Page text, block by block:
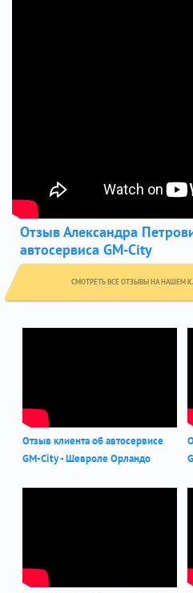
Отзыв Александра
автосервиса GM-City
СМОТРЕТЬ ВСЕ ОТЗЫВЫ НА НАШЕМ
Отзыв клиента об автосервисе
GM-City - Шевроле Орландо